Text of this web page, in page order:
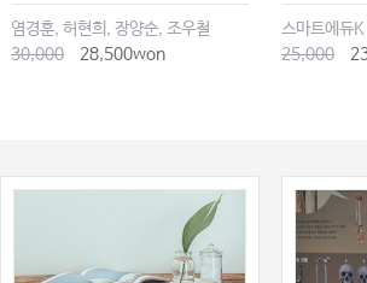
염경훈, 허현희, 장양순, 조우철
30,000
28,500won
스마트에듀K
25,000